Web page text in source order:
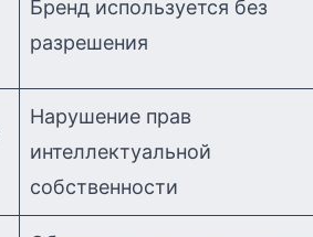
Бренд используется без
разрешения
Нарушение прав
интеллектуальной
собственности